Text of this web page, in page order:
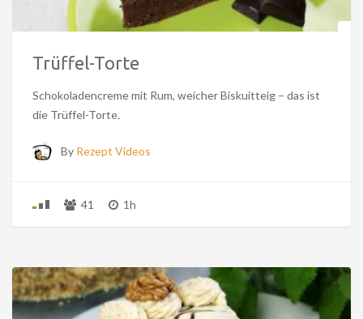
Trüffel-Torte
Schokoladencreme mit Rum, weicher Biskuitteig – das ist
die Trüffel-Torte.
By Rezept Videos
41 1h